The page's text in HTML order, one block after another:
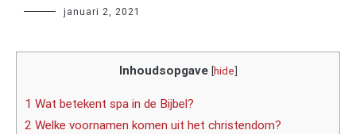
Author januari 2, 2021
Inhoudsopgave [hide]
1 Wat betekent spa in de Bijbel?
2 Welke voornamen komen uit het christendom?